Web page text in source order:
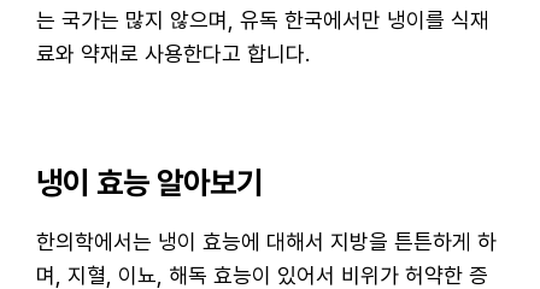
는 국가는 많지 않으며, 유독 한국에서만 냉이를 식재
료와 약재로 사용한다고 합니다.
냉이 효능 알아보기
한의학에서는 냉이 효능에 대해서 지방을 튼튼하게 하
며, 지혈, 이뇨, 해독 효능이 있어서 비위가 허약한 증